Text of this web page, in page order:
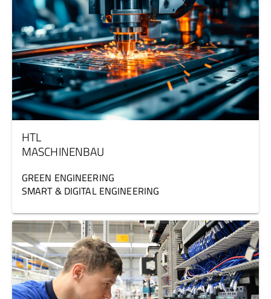
HTL
MASCHINENBAU
GREEN ENGINEERING
SMART & DIGITAL ENGINEERING